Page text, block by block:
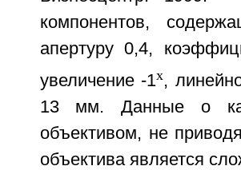
компонентов,
апертуру 0,4,
увеличение -1х,
13 мм. Данные о
объективом, не
объектива является